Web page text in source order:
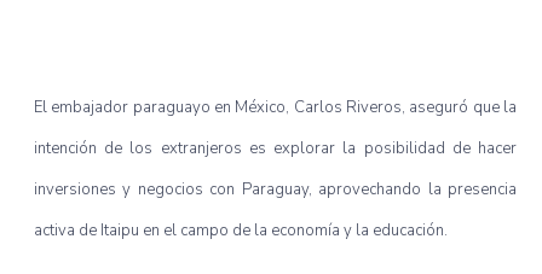
El embajador paraguayo en México, Carlos Riveros, aseguró que la
intención de los extranjeros es explorar la posibilidad de hacer
inversiones y negocios con Paraguay, aprovechando la presencia
activa de Itaipu en el campo de la economía y la educación.